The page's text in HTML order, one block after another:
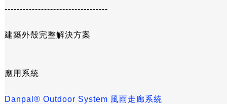
----------------------------------
建築外殼完整解決方案
應用系統
Danpal® Outdoor System 風雨走廊系統